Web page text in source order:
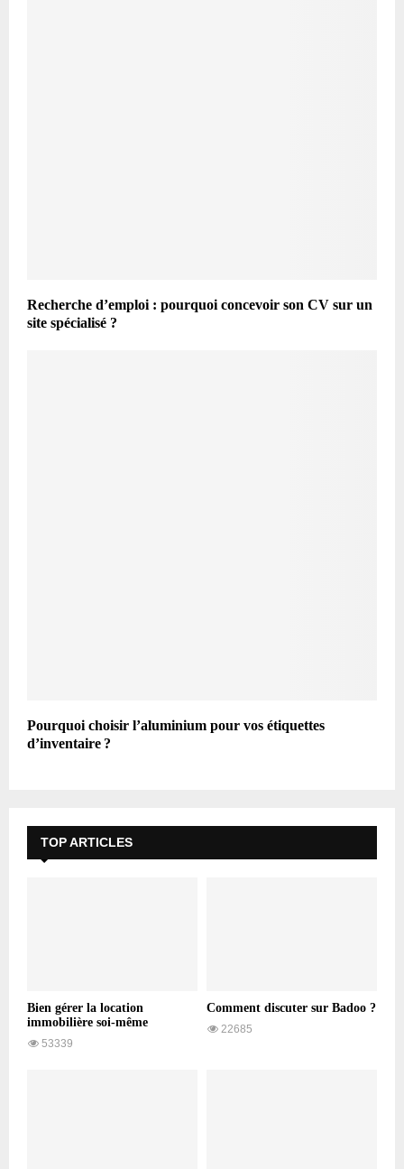
Recherche d’emploi : pourquoi concevoir son CV sur un
site spécialisé ?
Pourquoi choisir l’aluminium pour vos étiquettes
d’inventaire ?
TOP ARTICLES
Bien gérer la location
immobilière soi-même
53339
Comment discuter sur Badoo ?
22685